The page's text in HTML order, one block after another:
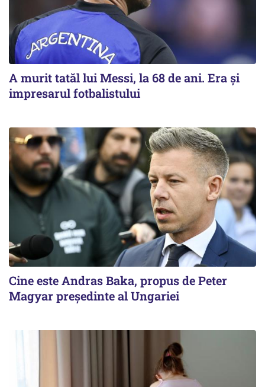
A murit tatăl lui Messi, la 68 de ani. Era și
impresarul fotbalistului
Cine este Andras Baka, propus de Peter
Magyar președinte al Ungariei